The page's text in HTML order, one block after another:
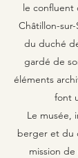
le confluent
Châtillon-
du duché
gardé de
éléments
font
Le musée,
berger et du
mission